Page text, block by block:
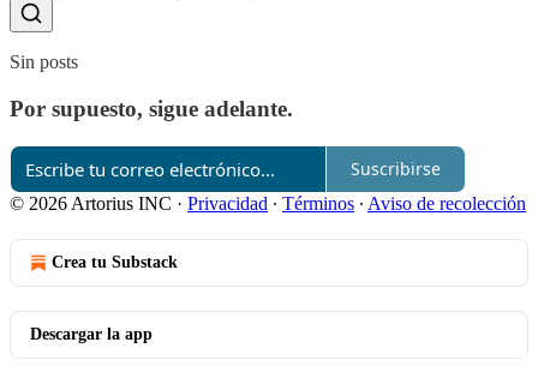
Sin posts
Por supuesto, sigue adelante.
Suscribirse
© 2026 Artorius INC · Privacidad ∙ Términos ∙ Aviso de recolección
Crea tu Substack
Descargar la app